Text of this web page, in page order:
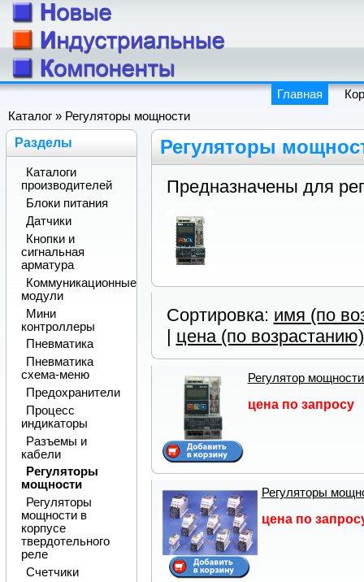
Главная
Каталог » Регуляторы мощности
Регуляторы
Предназначены для
Сортировка: имя (по
| цена (по возрастанию)
Регулятор
цена по запросу
Регуляторы
цена по
Разделы
Каталоги
производителей
Блоки питания
Датчики
Кнопки и
сигнальная
арматура
Коммуникационные
модули
Мини
контроллеры
Пневматика
Пневматика
схема-меню
Предохранители
Процесс
индикаторы
Разъемы и
кабели
Регуляторы
мощности
Регуляторы
мощности в
корпусе
твердотельного
реле
Счетчики